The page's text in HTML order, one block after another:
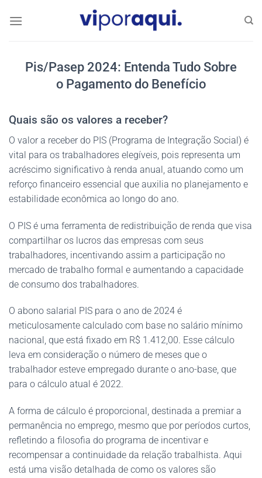
Pis/Pasep 2024: Entenda Tudo Sobre
o Pagamento do Benefício
Quais são os valores a receber?
O valor a receber do PIS (Programa de Integração Social) é
vital para os trabalhadores elegíveis, pois representa um
acréscimo significativo à renda anual, atuando como um
reforço financeiro essencial que auxilia no planejamento e
estabilidade econômica ao longo do ano.
O PIS é uma ferramenta de redistribuição de renda que visa
compartilhar os lucros das empresas com seus
trabalhadores, incentivando assim a participação no
mercado de trabalho formal e aumentando a capacidade
de consumo dos trabalhadores.
O abono salarial PIS para o ano de 2024 é
meticulosamente calculado com base no salário mínimo
nacional, que está fixado em R$ 1.412,00. Esse cálculo
leva em consideração o número de meses que o
trabalhador esteve empregado durante o ano-base, que
para o cálculo atual é 2022.
A forma de cálculo é proporcional, destinada a premiar a
permanência no emprego, mesmo que por períodos curtos,
refletindo a filosofia do programa de incentivar e
recompensar a continuidade da relação trabalhista. Aqui
está uma visão detalhada de como os valores são